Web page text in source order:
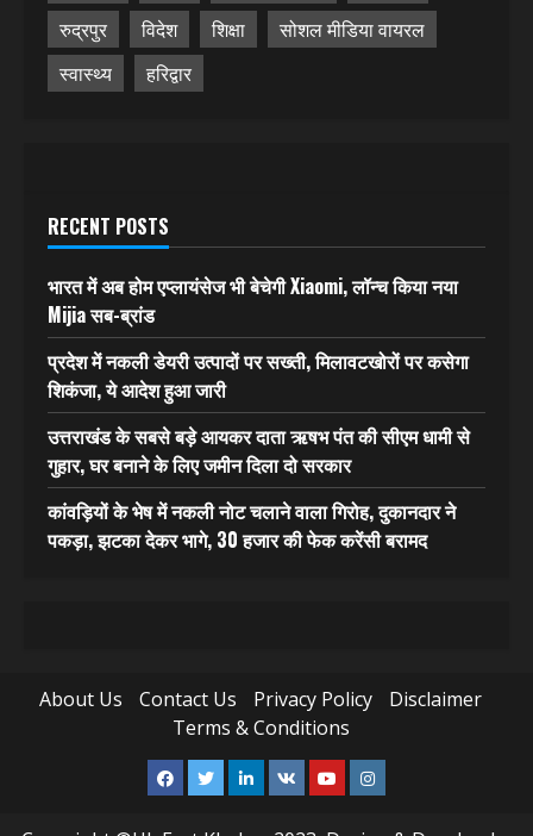
रुद्रपुर
विदेश शिक्षा
सोशल मीडिया वायरल
स्वास्थ्य
हरिद्वार
RECENT POSTS
भारत में अब होम एप्लायंसेज भी बेचेगी Xiaomi, लॉन्च किया नया
Mijia सब-ब्रांड
प्रदेश में नकली डेयरी उत्पादों पर सख्ती, मिलावटखोरों पर कसेगा
शिकंजा, ये आदेश हुआ जारी
उत्तराखंड के सबसे बड़े आयकर दाता ऋषभ पंत की सीएम धामी से
गुहार, घर बनाने के लिए जमीन दिला दो सरकार
कांवड़ियों के भेष में नकली नोट चलाने वाला गिरोह, दुकानदार ने
पकड़ा, झटका देकर भागे, 30 हजार की फेक करेंसी बरामद
About Us Contact Us Privacy Policy
Disclaimer
Terms & Conditions
Facebook
TwitterLinkedin
VK YoutubeInstagram